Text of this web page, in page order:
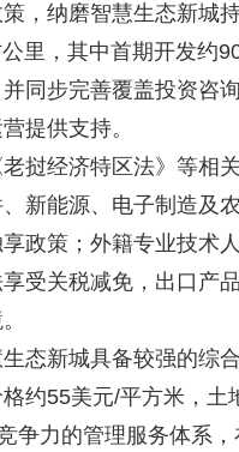
纳磨智慧生态新城
里，其中首期开发约
同步完善覆盖投资咨
提供支持。
经济特区法》等相
新能源、电子制造及
政策；外籍专业技术
受关税减免，出口产
新城具备较强的综
约55美元/平方米，
争力的管理服务体系